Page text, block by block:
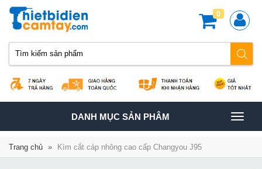
0
TOGGLE
NAVIGATION
DANH MỤC SẢN PHÂM
Trang chủ » Kìm cắt cáp nhông cao cấp Changyou J95